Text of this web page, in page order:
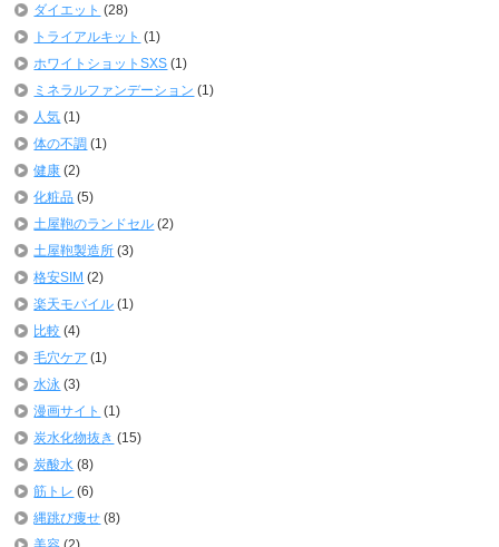
ダイエット (28)
トライアルキット (1)
ホワイトショットSXS (1)
ミネラルファンデーション (1)
人気 (1)
体の不調 (1)
健康 (2)
化粧品 (5)
土屋鞄のランドセル (2)
土屋鞄製造所 (3)
格安SIM (2)
楽天モバイル (1)
比較 (4)
毛穴ケア (1)
水泳 (3)
漫画サイト (1)
炭水化物抜き (15)
炭酸水 (8)
筋トレ (6)
縄跳び痩せ (8)